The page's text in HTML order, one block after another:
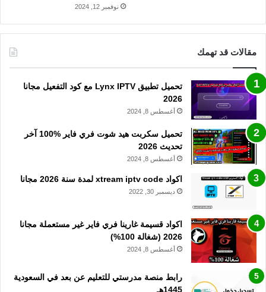
نوفمبر 12, 2024
مقالات قد تهمك
تحميل تطبيق Lynx IPTV مع كود التفعيل مجانا
2026
أغسطس 8, 2024
تحميل سكربت هيد شوت فري فاير %100 آخر
تحديث 2026
أغسطس 8, 2024
اكواد xtream iptv code لمدة سنة 2026 مجانا
ديسمبر 30, 2022
اكواد قسيمة غارينا فري فاير غير مستعملة مجانا
2026 (شغالة 100%)
أغسطس 8, 2024
رابط منصة مدرستي للتعليم عن بعد في السعودية
1445هـ